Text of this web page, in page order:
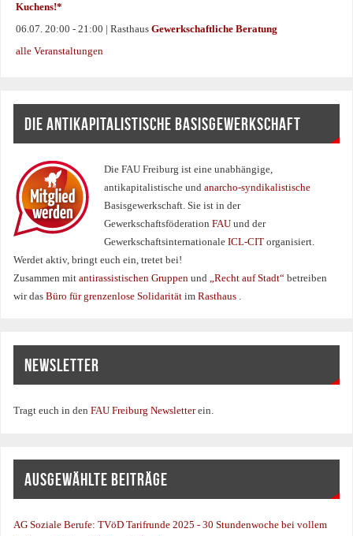
Kuchens!*
06.07. 20:00 - 21:00 | RasthausGewerkschaftliche Beratung
alle Veranstaltungen
DIE ANTIKAPITALISTISCHE BASISGEWERKSCHAFT
Die FAU Freiburg ist eine un­abhängige,
antikapitalistische undanarcho-syndikalistische
Basisgewerkschaft. Sie ist in der
GewerkschaftsföderationFAUund der
Gewerkschaftsinternationale ICL-CITorganisiert.
Werdet aktiv, bringt euch ein, tretet bei!
Zusammen mitantirassistischen Gruppenund „Recht auf Stadt“betreiben
wir dasBüro für grenzenlose SolidaritätimRasthaus .
NEWSLETTER
Tragt euch in denFAU Freiburg Newsletterein.
AUSGEWÄHLTE BEITRÄGE
AG Soziale Berufe:TVöD Tarifrunde 2025 - 30 Stundenwoche bei vollem